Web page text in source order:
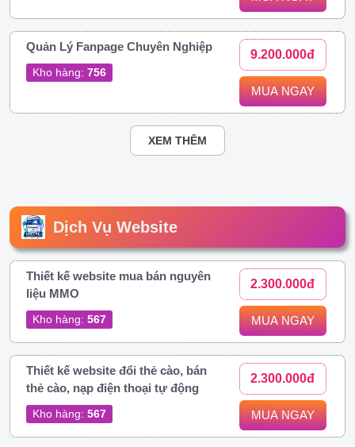
Quản Lý Fanpage Chuyên Nghiệp
Kho hàng: 756
9.200.000đ
MUA NGAY
XEM THÊM
Dịch Vụ Website
Thiết kế website mua bán nguyên
liệu MMO
Kho hàng: 567
2.300.000đ
MUA NGAY
Thiết kế website đổi thẻ cào, bán
thẻ cào, nạp điện thoại tự động
Kho hàng: 567
2.300.000đ
MUA NGAY